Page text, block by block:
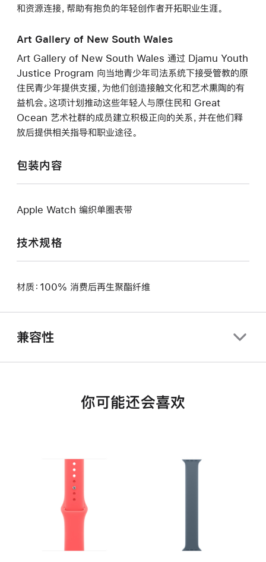
和资源连接，帮助有抱负的年轻创作者开拓职业生涯。
Art Gallery of New South Wales
Art Gallery of New South Wales 通过 Djamu Youth
Justice Program 向当地青少年司法系统下接受管教的原
住民青少年提供支援，为他们创造接触文化和艺术熏陶的有
益机会。这项计划推动这些年轻人与原住民和 Great
Ocean 艺术社群的成员建立积极正向的关系，并在他们释
放后提供相关指导和职业途径。
包装内容
Apple Watch 编织单圈表带
技术规格
材质：100% 消费后再生聚酯纤维
兼容性
你可能还会喜欢